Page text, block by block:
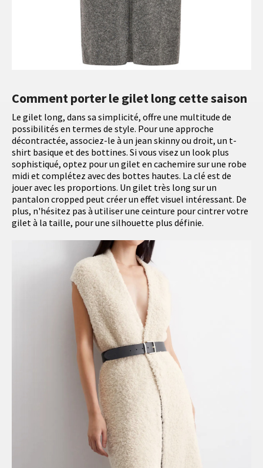
Comment porter le gilet long cette saison
Le gilet long, dans sa simplicité, offre une multitude de
possibilités en termes de style. Pour une approche
décontractée, associez-le à un jean skinny ou droit, un t-
shirt basique et des bottines. Si vous visez un look plus
sophistiqué, optez pour un gilet en cachemire sur une robe
midi et complétez avec des bottes hautes. La clé est de
jouer avec les proportions. Un gilet très long sur un
pantalon cropped peut créer un effet visuel intéressant. De
plus, n'hésitez pas à utiliser une ceinture pour cintrer votre
gilet à la taille, pour une silhouette plus définie.